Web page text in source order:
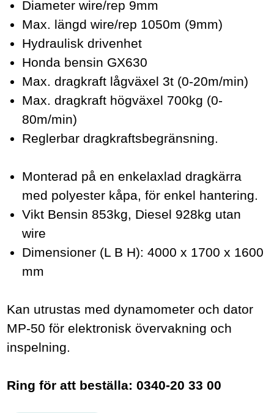
Diameter wire/rep 9mm
Max. längd wire/rep 1050m (9mm)
Hydraulisk drivenhet
Honda bensin GX630
Max. dragkraft lågväxel 3t (0-20m/min)
Max. dragkraft högväxel 700kg (0-
80m/min)
Reglerbar dragkraftsbegränsning.
Monterad på en enkelaxlad dragkärra
med polyester kåpa, för enkel hantering.
Vikt Bensin 853kg, Diesel 928kg utan
wire
Dimensioner (L B H): 4000 x 1700 x 1600
mm
Kan utrustas med dynamometer och dator
MP-50 för elektronisk övervakning och
inspelning.
Ring för att beställa: 0340-20 33 00